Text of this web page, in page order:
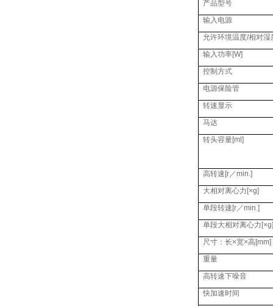
产品型号
输入电源
允许环境温度/相对湿
输入功率[W]
控制方式
电源保险管
转速显示
马达
转头容量[ml]
高转速 [r／min.]
大相对离心力 [×g]
单段转速 [r／min.]
单段大相对离心力
尺寸：长×宽×高[mm]
重量
高转速下噪音
快加速时间